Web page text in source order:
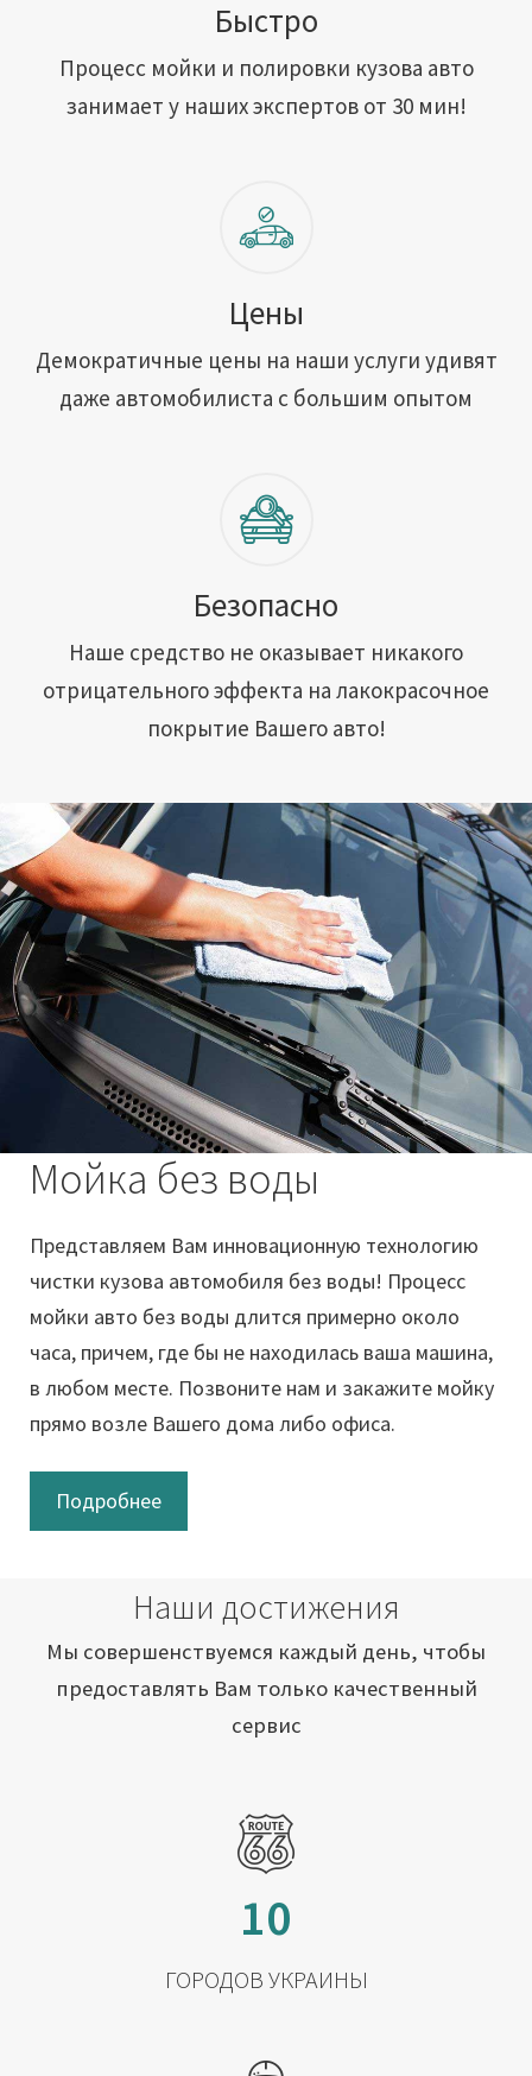
Быстро
Процесс мойки и полировки кузова авто
занимает у наших экспертов от 30 мин!
Цены
Демократичные цены на наши услуги удивят
даже автомобилиста с большим опытом
Безопасно
Наше средство не оказывает никакого
отрицательного эффекта на лакокрасочное
покрытие Вашего авто!
Мойка без воды
Представляем Вам инновационную технологию
чистки кузова автомобиля без воды! Процесс
мойки авто без воды длится примерно около
часа, причем, где бы не находилась ваша машина,
в любом месте. Позвоните нам и закажите мойку
прямо возле Вашего дома либо офиса.
Подробнее
Наши достижения
Мы совершенствуемся каждый день, чтобы
предоставлять Вам только качественный
сервис
10
ГОРОДОВ УКРАИНЫ